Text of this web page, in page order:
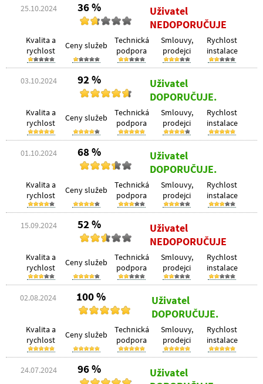
25.10.2024 36 %
Uživatel
NEDOPORUČUJE
Kvalita a
rychlost
Ceny služeb
Technická
podpora
Smlouvy,
prodejci
Rychlost
instalace
03.10.2024 92 %
Uživatel
DOPORUČUJE.
Kvalita a
rychlost
Ceny služeb
Technická
podpora
Smlouvy,
prodejci
Rychlost
instalace
01.10.2024 68 %
Uživatel
DOPORUČUJE.
Kvalita a
rychlost
Ceny služeb
Technická
podpora
Smlouvy,
prodejci
Rychlost
instalace
15.09.2024 52 %
Uživatel
NEDOPORUČUJE
Kvalita a
rychlost
Ceny služeb
Technická
podpora
Smlouvy,
prodejci
Rychlost
instalace
02.08.2024 100 %
Uživatel
DOPORUČUJE.
Kvalita a
rychlost
Ceny služeb
Technická
podpora
Smlouvy,
prodejci
Rychlost
instalace
24.07.2024 96 %
Uživatel